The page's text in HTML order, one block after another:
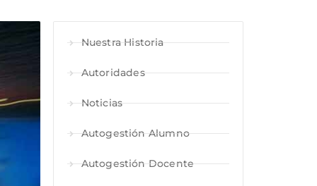
Nuestra Historia
Autoridades
Noticias
Autogestión Alumno
Autogestión Docente